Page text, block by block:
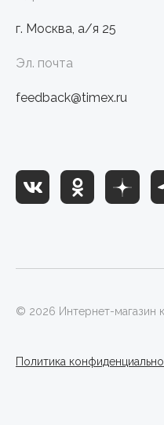
г. Москва, а/я 25
Эл. почта
feedback@timex.ru
© 2026 Интернет-магазин
Политика